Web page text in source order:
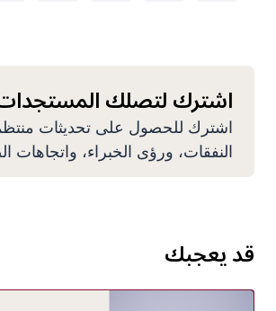
اشترك لتصلك
اشترك للحصول على تحديثات
النفقات، ورؤى الخبراء، واتجاهات
قد يعجبك